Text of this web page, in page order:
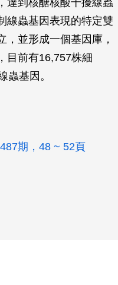
達到核醣核酸干擾線蟲
線蟲基因表現的特定雙
，並形成一個基因庫，
目前有16,757株細
蟲基因。
期，48 ~ 52頁